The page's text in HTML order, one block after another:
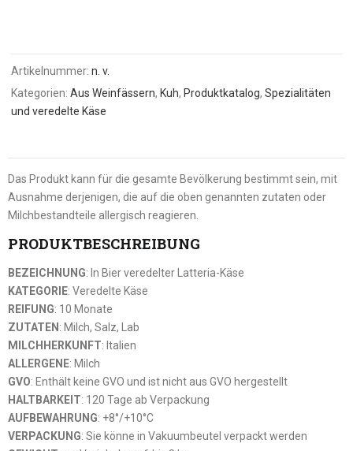
Artikelnummer:n. v.
Kategorien:Aus Weinfässern,Kuh,Produktkatalog,Spezialitäten
und veredelte Käse
Das Produkt kann für die gesamte Bevölkerung bestimmt sein, mit
Ausnahme derjenigen, die auf die oben genannten zutaten oder
Milchbestandteile allergisch reagieren.
PRODUKTBESCHREIBUNG
BEZEICHNUNG: In Bier veredelter Latteria-Käse
KATEGORIE: Veredelte Käse
REIFUNG: 10 Monate
ZUTATEN: Milch, Salz, Lab
MILCHHERKUNFT: Italien
ALLERGENE: Milch
GVO: Enthält keine GVO und ist nicht aus GVO hergestellt
HALTBARKEIT: 120 Tage ab Verpackung
AUFBEWAHRUNG: +8°/+10°C
VERPACKUNG: Sie könne in Vakuumbeutel verpackt werden